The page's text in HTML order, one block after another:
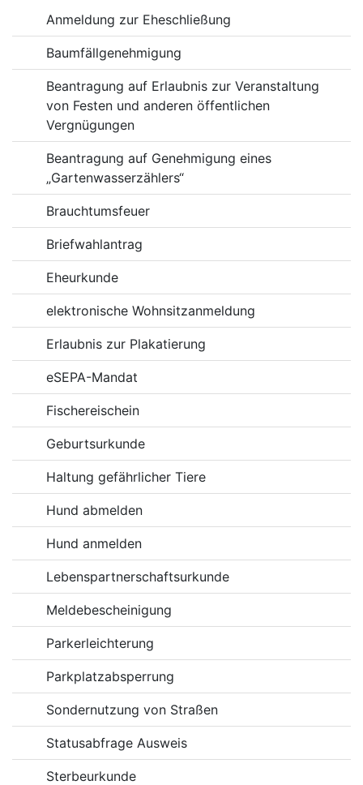
Anmeldung zur Eheschließung
Baumfällgenehmigung
Beantragung auf Erlaubnis zur Veranstaltung
von Festen und anderen öffentlichen
Vergnügungen
Beantragung auf Genehmigung eines
„Gartenwasserzählers“
Brauchtumsfeuer
Briefwahlantrag
Eheurkunde
elektronische Wohnsitzanmeldung
Erlaubnis zur Plakatierung
eSEPA-Mandat
Fischereischein
Geburtsurkunde
Haltung gefährlicher Tiere
Hund abmelden
Hund anmelden
Lebenspartnerschaftsurkunde
Meldebescheinigung
Parkerleichterung
Parkplatzabsperrung
Sondernutzung von Straßen
Statusabfrage Ausweis
Sterbeurkunde